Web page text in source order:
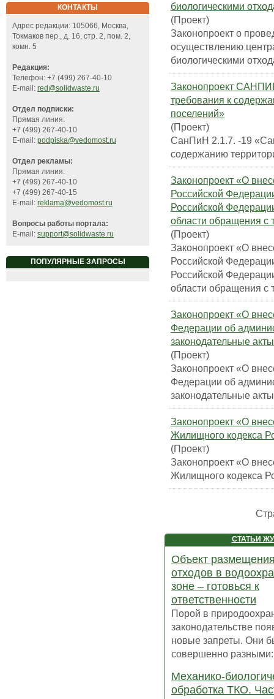
КОНТАКТЫ
Адрес редакции: 105066, Москва,
Токмаков пер., д. 16, стр. 2, пом. 2,
комн. 5
Редакция:
Телефон: +7 (499) 267-40-10
E-mail: red@solidwaste.ru
Отдел подписки:
Прямая линия:
+7 (499) 267-40-10
E-mail: podpiska@vedomost.ru
Отдел рекламы:
Прямая линия:
+7 (499) 267-40-10
+7 (499) 267-40-15
E-mail: reklama@vedomost.ru
Вопросы работы портала:
E-mail: support@solidwaste.ru
ПОПУЛЯРНЫЕ ЗАПРОСЫ
биологическими
(Проект)
Законопроект о
осуществлению
биологическими
Законопроект
требования к
поселений»
(Проект)
СанПиН 2.1.7. -19
содержанию
Законопроект «О
Российской
Российской
области обращения
(Проект)
Законопроект «О
Российской
Российской
области обращения
Законопроект «О
Федерации об
законодательные
(Проект)
Законопроект «О
Федерации об
законодательные
Законопроект «О
Жилищного кодекса
(Проект)
Законопроект «О
Жилищного кодекса
СТАТЬИ
Объект
отходов в
зоне – готовься к
ответственности
Порой в
законодательстве
новые запреты. Они
совершенно разными:
Механико-
обработка ТКО.